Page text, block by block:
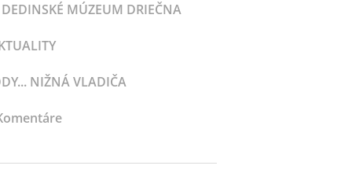
DEDINSKÉ MÚZEUM DRIEČNA
NIŽNÁ VLADIČA